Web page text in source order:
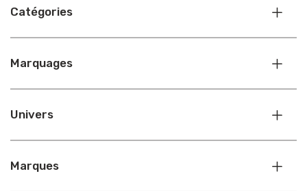
Catégories
Marquages
Univers
Marques